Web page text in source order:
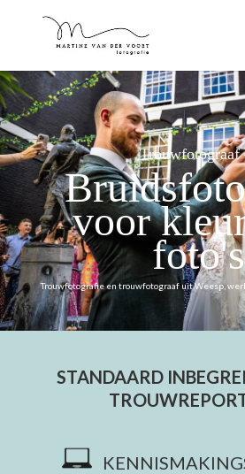
voor
foto's
Trouwfotografie en trouwfotograaf uit Weesp,
STANDAARD